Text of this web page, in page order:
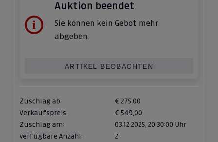
Auktion beendet
Sie können kein Gebot mehr
abgeben.
ARTIKEL BEOBACHTEN
Zuschlag ab:
€ 275,00
Verkaufspreis:
€ 549,00
Zuschlag am:
03.12.2025, 20:30:00 Uhr
verfügbare Anzahl:
2